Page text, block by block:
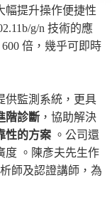
幅提升操作便捷性
g/n 技術的應
600 倍，幾乎可即時
供監測系統，更具
階診斷 ，協助解決
性的方案 。公司還
度 。陳彥夫先生作
師及認證講師，為